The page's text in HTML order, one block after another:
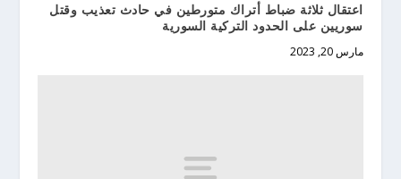
اعتقال ثلاثة ضباط أتراك متورطين في حادث تعذيب وقتل
سوريين على الحدود التركية السورية
مارس 20, 2023